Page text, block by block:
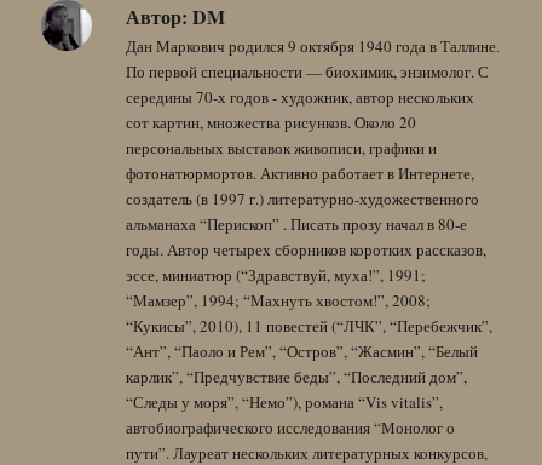
Автор: DM
Дан Маркович родился 9 октября 1940 года в Таллине.
По первой специальности — биохимик, энзимолог. С
середины 70-х годов - художник, автор нескольких
сот картин, множества рисунков. Около 20
персональных выставок живописи, графики и
фотонатюрмортов. Активно работает в Интернете,
создатель (в 1997 г.) литературно-художественного
альманаха “Перископ” . Писать прозу начал в 80-е
годы. Автор четырех сборников коротких рассказов,
эссе, миниатюр (“Здравствуй, муха!”, 1991;
“Мамзер”, 1994; “Махнуть хвостом!”, 2008;
“Кукисы”, 2010), 11 повестей (“ЛЧК”, “Перебежчик”,
“Ант”, “Паоло и Рем”, “Остров”, “Жасмин”, “Белый
карлик”, “Предчувствие беды”, “Последний дом”,
“Следы у моря”, “Немо”), романа “Vis vitalis”,
автобиографического исследования “Монолог о
пути”. Лауреат нескольких литературных конкурсов,